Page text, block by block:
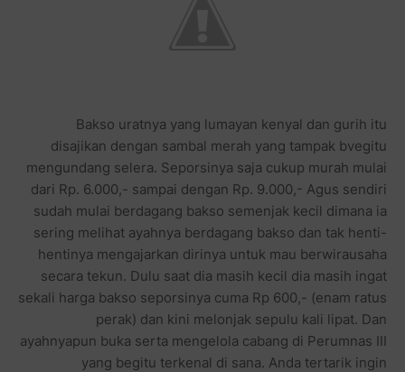
Bakso uratnya yang lumayan kenyal dan gurih itu
disajikan dengan sambal merah yang tampak bvegitu
mengundang selera. Seporsinya saja cukup murah mulai
dari Rp. 6.000,- sampai dengan Rp. 9.000,- Agus sendiri
sudah mulai berdagang bakso semenjak kecil dimana ia
sering melihat ayahnya berdagang bakso dan tak henti-
hentinya mengajarkan dirinya untuk mau berwirausaha
secara tekun. Dulu saat dia masih kecil dia masih ingat
sekali harga bakso seporsinya cuma Rp 600,- (enam ratus
perak) dan kini melonjak sepulu kali lipat. Dan
ayahnyapun buka serta mengelola cabang di Perumnas III
yang begitu terkenal di sana. Anda tertarik ingin